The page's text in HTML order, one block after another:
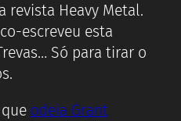
revista Heavy Metal.
escreveu esta
Só para tirar o
odeia Grant